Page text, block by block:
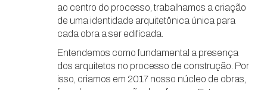
ao centro do processo, trabalhamos a criação
de uma identidade arquitetônica única para
cada obra a ser edificada.
Entendemos como fundamental a presença
dos arquitetos no processo de construção. Por
isso, criamos em 2017 nosso núcleo de obras,